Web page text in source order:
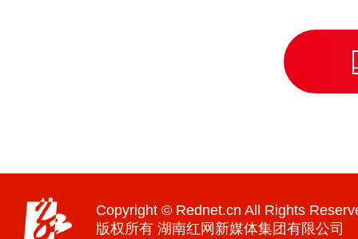
Copyright © Rednet.cn All Rights
版权所有 湖南红网新媒体集团有限公司